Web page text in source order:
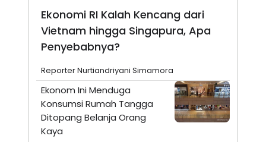
Ekonomi RI Kalah Kencang dari
Vietnam hingga Singapura, Apa
Penyebabnya?
Reporter Nurtiandriyani Simamora
Ekonom Ini Menduga
Konsumsi Rumah Tangga
Ditopang Belanja Orang
Kaya